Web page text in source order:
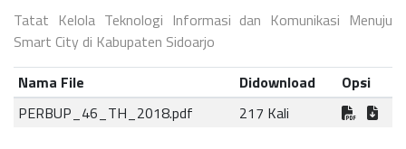
Tatat Kelola Teknologi Informasi dan Komunikasi Menuju
Smart City di Kabupaten Sidoarjo
Nama File
Didownload
Opsi
PERBUP_46_TH_2018.pdf
217 Kali